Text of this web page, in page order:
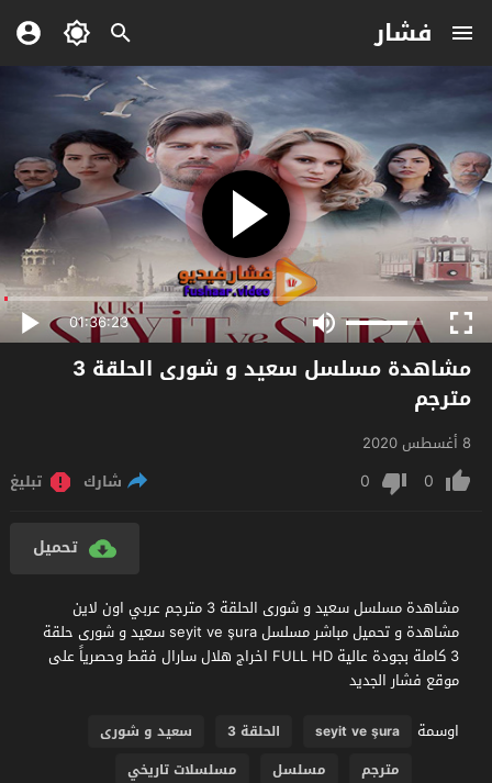
فشار
01:36:23
مشاهدة مسلسل سعيد و شورى الحلقة 3
مترجم
8 أغسطس 2020
0
0 شارك تبليغ
تحميل
مشاهدة مسلسل سعيد و شورى الحلقة 3 مترجم عربي اون لاين
مشاهدة و تحميل مباشر مسلسل seyit ve şura سعيد و شورى حلقة
3 كاملة بجودة عالية FULL HD اخراج هلال سارال فقط وحصرياً على
موقع فشار الجديد
اوسمة
seyit ve şura الحلقة 3
سعيد و شورى
مترجم
مسلسل
مسلسلات تاريخي